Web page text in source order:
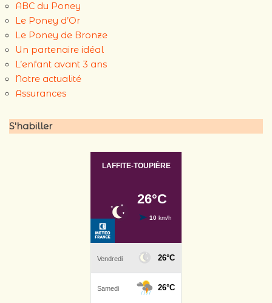
ABC du Poney
Le Poney d’Or
Le Poney de Bronze
Un partenaire idéal
L’enfant avant 3 ans
Notre actualité
Assurances
S'habiller